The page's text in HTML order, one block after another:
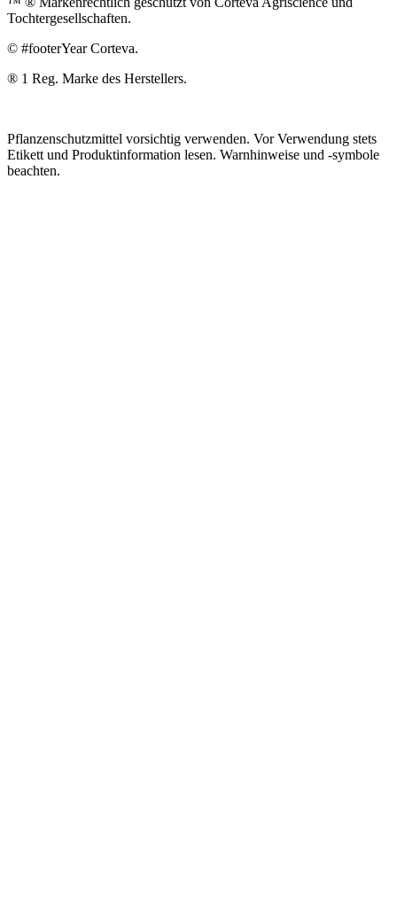
Tochtergesellschaften.
© #footerYear Corteva.
® 1 Reg. Marke des Herstellers.
Pflanzenschutzmittel vorsichtig verwenden. Vor Verwendung stets
Etikett und Produktinformation lesen. Warnhinweise und -symbole
beachten.